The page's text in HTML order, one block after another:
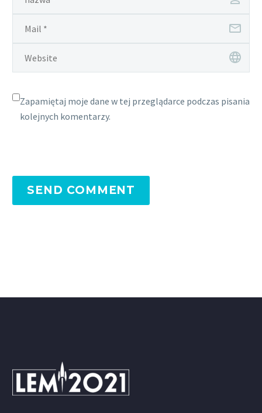
Zapamiętaj moje dane w tej przeglądarce podczas pisania
kolejnych komentarzy.
SEND COMMENT